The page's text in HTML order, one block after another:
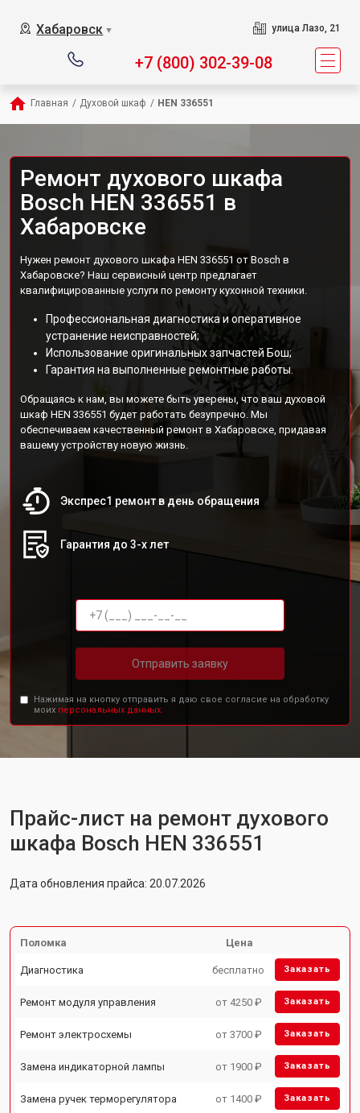
Хабаровск ▼ улица Лазо, 21
+7 (800) 302-39-08
Главная / Духовой шкаф / HEN 336551
Ремонт духового шкафа
Bosch HEN 336551 в
Хабаровске
Нужен ремонт духового шкафа HEN 336551 от Bosch в
Хабаровске? Наш сервисный центр предлагает
квалифицированные услуги по ремонту кухонной техники.
Профессиональная диагностика и оперативное
устранение неисправностей;
Использование оригинальных запчастей Бош;
Гарантия на выполненные ремонтные работы.
Обращаясь к нам, вы можете быть уверены, что ваш духовой
шкаф HEN 336551 будет работать безупречно. Мы
обеспечиваем качественный ремонт в Хабаровске, придавая
вашему устройству новую жизнь.
Экспрес1 ремонт в день обращения
Гарантия до 3-х лет
Отправить заявку
Нажимая на кнопку отправить я даю свое согласие на обработку
моих персональных данных.
Прайс-лист на ремонт духового
шкафа Bosch HEN 336551
Дата обновления прайса: 20.07.2026
Поломка Цена
Диагностика бесплатно Заказать
Ремонт модуля управления от 4250 ₽ Заказать
Ремонт электросхемы от 3700 ₽ Заказать
Замена индикаторной лампы от 1900 ₽ Заказать
Замена ручек терморегулятора от 1400 ₽ Заказать